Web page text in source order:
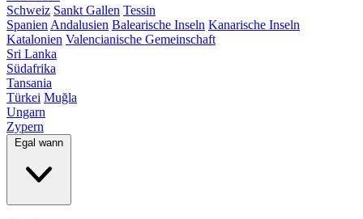
Schweiz Sankt Gallen Tessin
Spanien Andalusien Balearische Inseln Kanarische Inseln
Katalonien Valencianische Gemeinschaft
Sri Lanka
Südafrika
Tansania
Türkei Muğla
Ungarn
Zypern
Egal wann